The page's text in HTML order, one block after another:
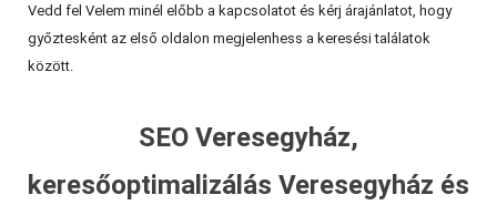
Vedd fel Velem minél előbb a kapcsolatot és kérj árajánlatot, hogy
győztesként az első oldalon megjelenhess a keresési találatok
között.
SEO Veresegyház,
keresőoptimalizálás Veresegyház és